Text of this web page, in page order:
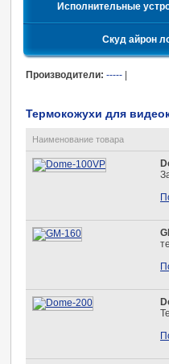
Исполнительные
Скуд айрон
Производители: -----
Термокожухи для
Наименование товара